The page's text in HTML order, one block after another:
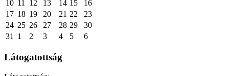
10 11 12 13 14 15
16
17 18 19 20 21 22
23
24 25 26 27 28 29
30
31
1 2 3 4 5 6
Látogatottság